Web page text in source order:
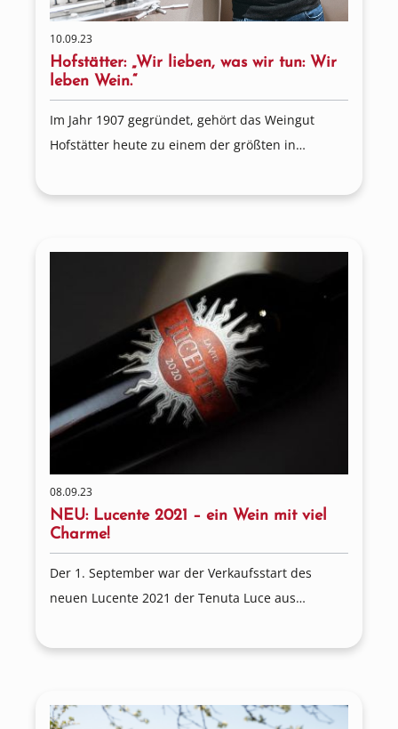
10.09.23
Hofstätter: „Wir lieben, was wir tun: Wir
leben Wein.“
Im Jahr 1907 gegründet, gehört das Weingut
Hofstätter heute zu einem der größten in
seinem Team 50 Hektar der besten Lagen.
08.09.23
NEU: Lucente 2021 – ein Wein mit viel
Charme!
Der 1. September war der Verkaufsstart des
neuen Lucente 2021 der Tenuta Luce aus
ist.